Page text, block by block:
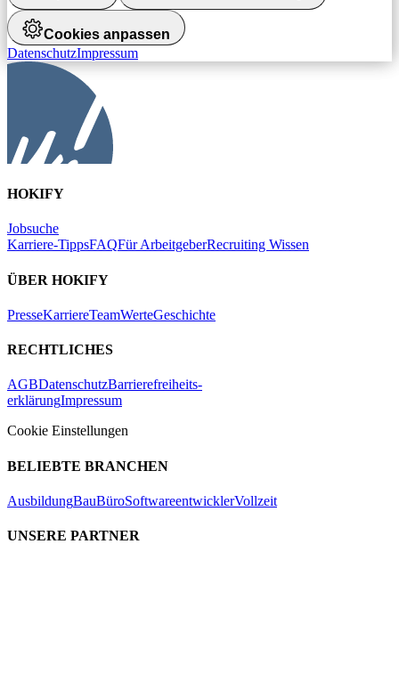
Cookies anpassen
DatenschutzImpressum
HOKIFY
Jobsuche
Karriere-TippsFAQFür ArbeitgeberRecruiting Wissen
ÜBER HOKIFY
PresseKarriereTeamWerteGeschichte
RECHTLICHES
AGBDatenschutzBarrierefreiheits-
erklärungImpressum
Cookie Einstellungen
BELIEBTE BRANCHEN
AusbildungBauBüroSoftwareentwicklerVollzeit
UNSERE PARTNER